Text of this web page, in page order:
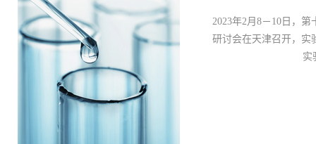
​2023年2月8－10日，
研讨会在天津召开，实
实